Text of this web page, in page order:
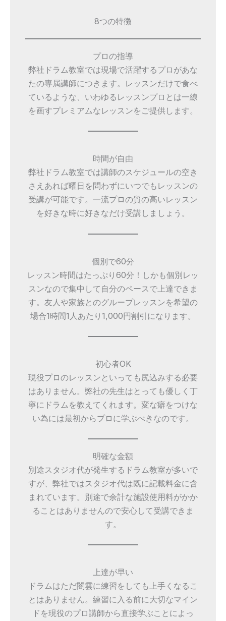
8つの特徴
プロの指導
弊社ドラム教室では現場で活躍するプロがあな
たの専属講師につきます。レッスンだけで食べ
ているような、いわゆるレッスンプロとは一線
を画すプレミアムなレッスンをご提供します。
時間が自由
弊社ドラム教室では講師のスケジュールの空き
さえあれば曜日を問わずにいつでもレッスンの
受講が可能です。一流プロの質の高いレッスン
を好きな時に好きなだけ受講しましょう。
個別で60分
レッスン時間はたっぷり60分！しかも個別レッ
スンなので集中して自分のペースで上達できま
す。友人や家族とのグループレッスンを希望の
場合1時間1人あたり1,000円割引になります。
初心者OK
現役プロのレッスンといっても尻込みする必要
はありません。弊社の先生はとっても優しく丁
寧にドラムを教えてくれます。変な癖をつけな
い為には最初からプロに学ぶべきなのです。
明確な金額
別途スタジオ代が発生するドラム教室が多いで
すが、弊社ではスタジオ代は既に記載料金に含
まれています。別途で余計な施設使用料がかか
ることはありませんので安心して受講できま
す。
上達が早い
ドラムはただ闇雲に練習をしても上手くなるこ
とはありません。練習に入る前に大切なマイン
ドを現役のプロ講師から直接学ぶことによっ